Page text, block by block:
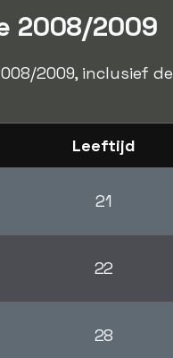
2008/2009
2009, inclusief
Leeftijd
21
22
28